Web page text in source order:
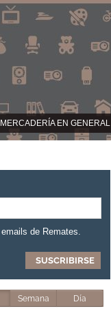
MERCADERÍA EN GENERAL
de Remates.
Semana Día